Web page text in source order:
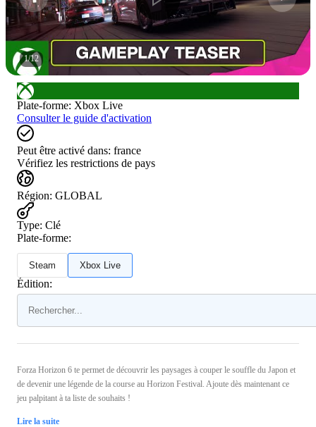
1/12
Plate-forme: Xbox Live
Consulter le guide d'activation
Peut être activé dans: france
Vérifiez les restrictions de pays
Région: GLOBAL
Type: Clé
Plate-forme:
Steam Xbox Live
Édition:
Forza Horizon 6 te permet de découvrir les paysages à couper le souffle du Japon et
de devenir une légende de la course au Horizon Festival. Ajoute dès maintenant ce
jeu palpitant à ta liste de souhaits !
Lire la suite